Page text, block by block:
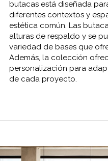
butacas está diseñada
diferentes contextos y
estética común. Las
alturas de respaldo y se
variedad de bases que
Además, la colección
personalización para
de cada proyecto.